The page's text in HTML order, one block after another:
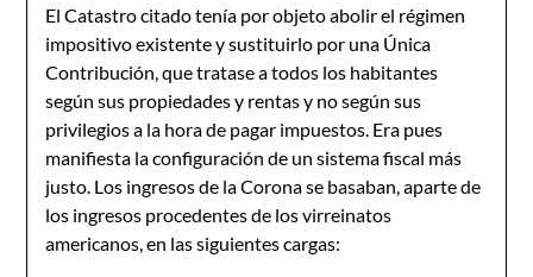
El Catastro citado tenía por objeto abolir el régimen
impositivo existente y sustituirlo por una Única
Contribución, que tratase a todos los habitantes
según sus propiedades y rentas y no según sus
privilegios a la hora de pagar impuestos. Era pues
manifiesta la configuración de un sistema fiscal más
justo. Los ingresos de la Corona se basaban, aparte de
los ingresos procedentes de los virreinatos
americanos, en las siguientes cargas: